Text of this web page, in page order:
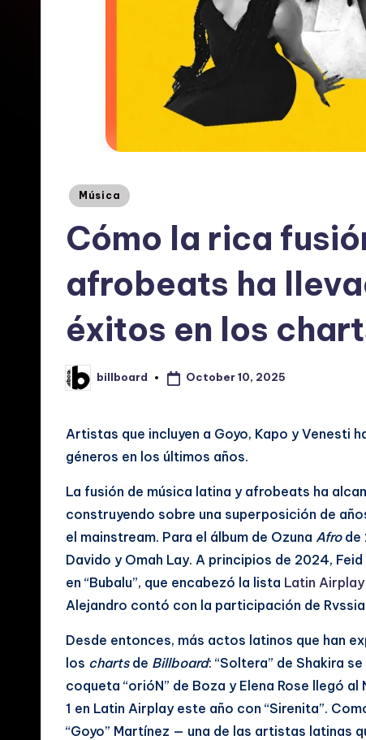
Posted
Música
Cómo la rica
afrobeats ha
éxitos en los
Posted
by
billboard October 10, 2025
Artistas que incluyen a Goyo, Kapo y Venesti
géneros en los últimos años.
La fusión de música latina y afrobeats ha
construyendo sobre una superposición de
el mainstream. Para el álbum de Ozuna Afrode
Davido y Omah Lay. A principios de 2024,
en “Bubalu”, que encabezó la lista Latin Airplay
Alejandro contó con la participación de
Desde entonces, más actos latinos que han
los chartsde Billboard: “Soltera” de Shakira
coqueta “orióN” de Boza y Elena Rose llegó al
1 en Latin Airplay este año con “Sirenita”.
“Goyo” Martínez — una de las artistas latinas